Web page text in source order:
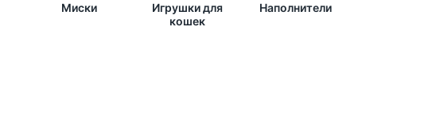
Миски
Игрушки для
кошек
Наполнители